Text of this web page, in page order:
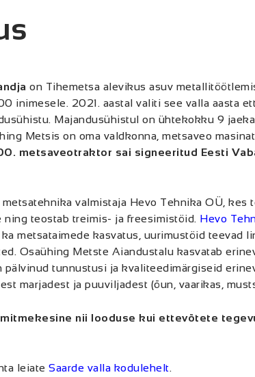
on Tihemetsa alevikus asuv
inimesele. 2021. aastal valiti see valla aasta
Majandusühistul on ühtekokku 9
Metsis on oma valdkonna, metsaveo
metsaveotraktor sai signeeritud Eesti
valmistaja Hevo Tehnika OÜ, kes
teostab treimis- ja freesimistöid. Hevo
metsataimede kasvatus, uurimustöid teevad
Osaühing Metste Aiandustalu kasvatab
tunnustusi ja kvaliteedimärgiseid
marjadest ja puuviljadest (õun, vaarikas,
mitmekesine nii looduse kui ettevõtete
leiateSaarde valla kodulehelt.